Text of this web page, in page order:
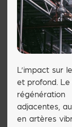
L’impact sur
et profond. Le
adjacentes,
en artères